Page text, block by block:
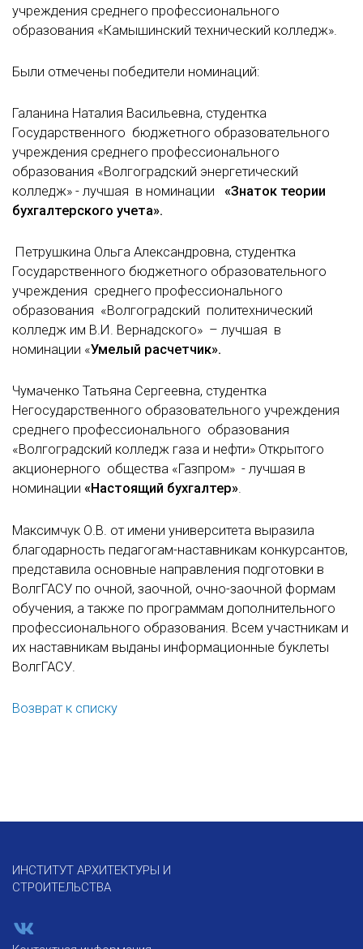
учреждения среднего профессионального
образования «Камышинский технический колледж».
Были отмечены победители номинаций:
Галанина Наталия Васильевна, студентка
Государственного бюджетного образовательного
учреждения среднего профессионального
образования «Волгоградский энергетический
колледж» - лучшая в номинации
«Знаток теории
бухгалтерского учета».
Петрушкина Ольга Александровна, студентка
Государственного бюджетного образовательного
учреждения среднего профессионального
образования «Волгоградский политехнический
колледж им В.И. Вернадского» – лучшая в
номинации «Умелый расчетчик».
Чумаченко Татьяна Сергеевна, студентка
Негосударственного образовательного учреждения
среднего профессионального образования
«Волгоградский колледж газа и нефти» Открытого
акционерного общества «Газпром» - лучшая в
номинации «Настоящий бухгалтер».
Максимчук О.В. от имени университета выразила
благодарность педагогам-наставникам конкурсантов,
представила основные направления подготовки в
ВолгГАСУ по очной, заочной, очно-заочной формам
обучения, а также по программам дополнительного
профессионального образования. Всем участникам и
их наставникам выданы информационные буклеты
ВолгГАСУ.
Возврат к списку
ИНСТИТУТ АРХИТЕКТУРЫ И
СТРОИТЕЛЬСТВА